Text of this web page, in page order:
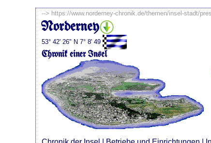
--> https://www.norderney-chronik.de/themen/insel-stadt/
Norderney
53° 42' 26" N 7° 8' 49
Chronik einer Insel